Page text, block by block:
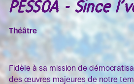
PESSOA - Since
Théâtre
Fidèle à sa mission de
des œuvres majeures de notre